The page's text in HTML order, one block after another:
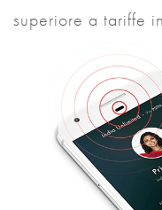
superiore a tariffe